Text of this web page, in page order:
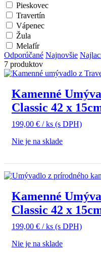
Pieskovec
Travertín
Vápenec
Žula
Melafír
Odporúčané Najnovšie
7 produktov
Kamenné
Classic 42 x
199,00 € / ks (s DPH)
Nie je na sklade
Kamenné
Classic 42 x
199,00 € / ks (s DPH)
Nie je na sklade